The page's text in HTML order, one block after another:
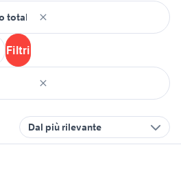
Filtri
Dal più rilevante